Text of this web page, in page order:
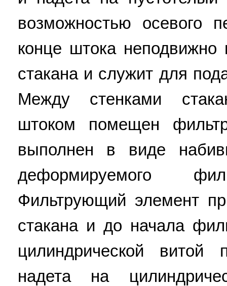
возможностью осевого
конце штока
стакана и служит для
Между стенками
штоком помещен
выполнен в виде
деформируемого
Фильтрующий элемент
стакана и до начала
цилиндрической витой
надета на